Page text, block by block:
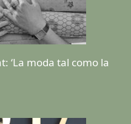
‘La moda tal como la